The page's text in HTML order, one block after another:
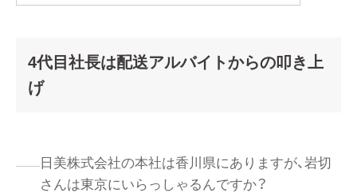
4代目社長は配送アルバイトからの叩き上
げ
日美株式会社の本社は香川県にありますが、岩切
さんは東京にいらっしゃるんですか？